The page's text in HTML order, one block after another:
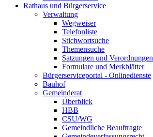
Rathaus und Bürgerservice
Verwaltung
Wegweiser
Telefonliste
Stichwortsuche
Themensuche
Satzungen und Verordnungen
Formulare und Merkblätter
Bürgerserviceportal - Onlinedienste
Bauhof
Gemeinderat
Überblick
HBB
CSU/WG
Gemeindliche Beauftragte